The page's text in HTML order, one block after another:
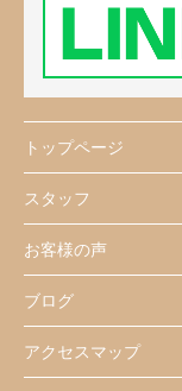
トップページ
スタッフ
お客様の声
ブログ
アクセスマップ